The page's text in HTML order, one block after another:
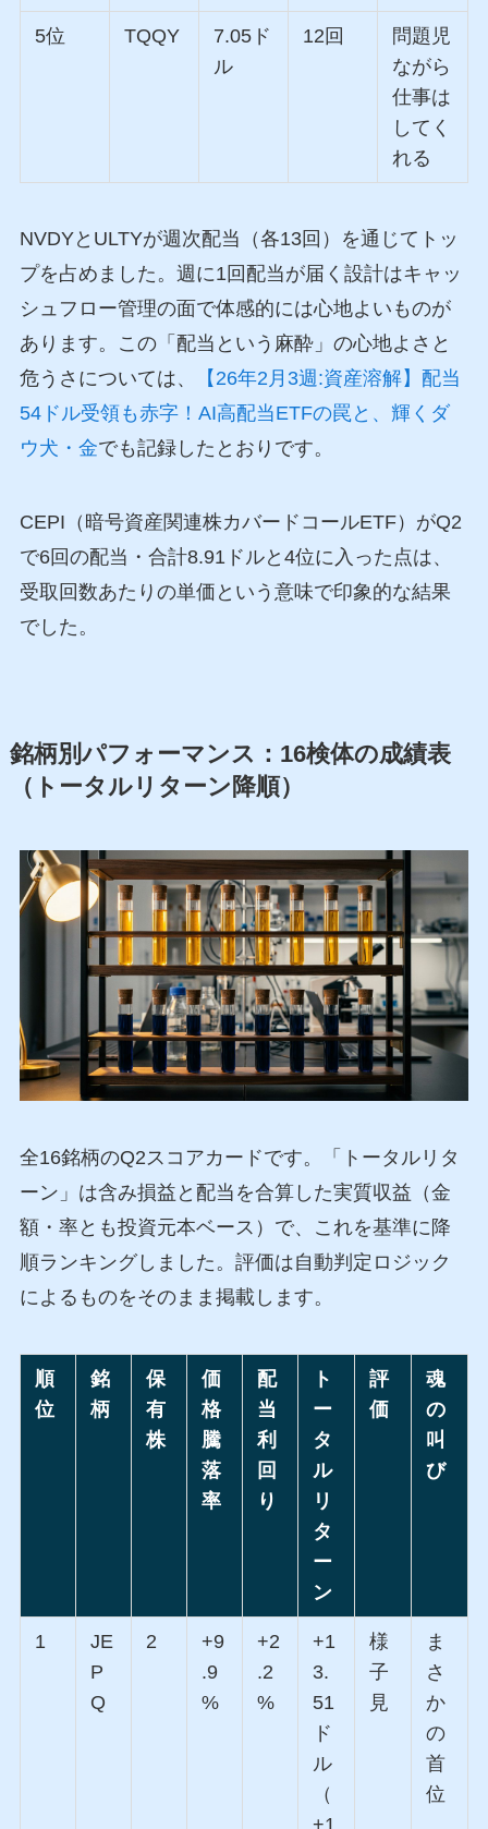
5位 TQQY
7.05ド
ル
12回
問題児
ながら
仕事は
してく
れる
NVDYとULTYが週次配当（各13回）を通じてトッ
プを占めました。週に1回配当が届く設計はキャッ
シュフロー管理の面で体感的には心地よいものが
あります。この「配当という麻酔」の心地よさと
危うさについては、
【26年2月3週:資産溶解】配当
54ドル受領も赤字！AI高配当ETFの罠と、輝くダ
ウ犬・金でも記録したとおりです。
CEPI（暗号資産関連株カバードコールETF）がQ2
で6回の配当・合計8.91ドルと4位に入った点は、
受取回数あたりの単価という意味で印象的な結果
でした。
銘柄別パフォーマンス：16検体の成績表
（トータルリターン降順）
全16銘柄のQ2スコアカードです。「トータルリタ
ーン」は含み損益と配当を合算した実質収益（金
額・率とも投資元本ベース）で、これを基準に降
順ランキングしました。評価は自動判定ロジック
によるものをそのまま掲載します。
順
位
銘
柄
保
有
株
価
格
騰
落
率
配
当
利
回
り
ト
ー
タ
ル
リ
タ
ー
ン
評
価
魂
の
叫
び
1
JE
P
Q
2
+9
.9
%
+2
.2
%
+1
3.
51
ド
ル
（
+1
様
子
見
ま
さ
か
の
首
位